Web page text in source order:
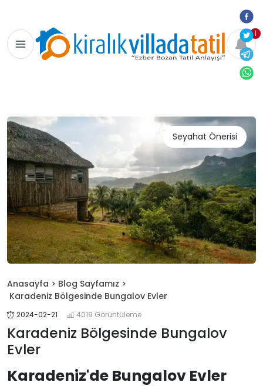
1
Seyahat Önerisi
Anasayfa > Blog Sayfamız >
Karadeniz Bölgesinde Bungalov Evler
2024-02-21 4019 Görüntüleme
Karadeniz Bölgesinde Bungalov
Evler
Karadeniz'de Bungalov Evler